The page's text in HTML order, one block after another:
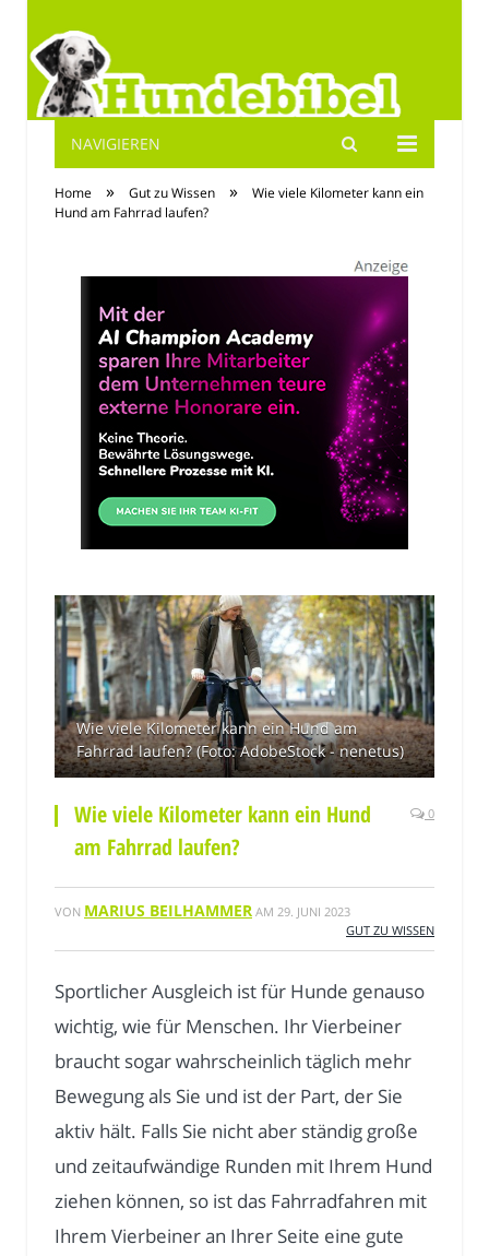
Hundebibel.de
NAVIGIEREN
Home » Gut zu Wissen »
Wie viele Kilometer kann ein
Hund am Fahrrad laufen?
Wie viele Kilometer kann ein Hund am
Fahrrad laufen? (Foto: AdobeStock - nenetus)
Wie viele Kilometer kann ein Hund
am Fahrrad laufen?
0
VON MARIUS BEILHAMMER AM 29. JUNI 2023
GUT ZU WISSEN
Sportlicher Ausgleich ist für Hunde genauso
wichtig, wie für Menschen. Ihr Vierbeiner
braucht sogar wahrscheinlich täglich mehr
Bewegung als Sie und ist der Part, der Sie
aktiv hält. Falls Sie nicht aber ständig große
und zeitaufwändige Runden mit Ihrem Hund
ziehen können, so ist das Fahrradfahren mit
Ihrem Vierbeiner an Ihrer Seite eine gute